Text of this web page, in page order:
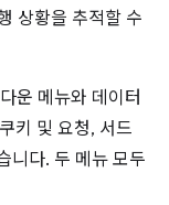
상황을 추적할 수
운 메뉴와 데이터
키 및 요청, 서드
니다. 두 메뉴 모두